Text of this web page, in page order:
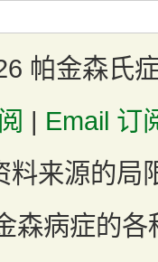
帕金森氏
| Email 订
料来源的局
森病症的各